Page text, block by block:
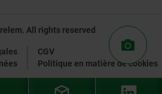
All rights reserved
CGV
Politique en matière de cookies